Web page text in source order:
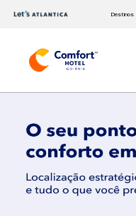
Destinos